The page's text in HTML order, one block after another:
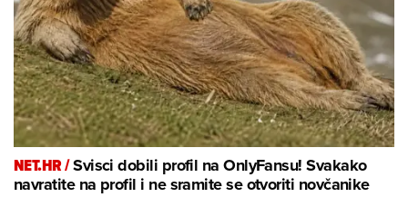
NET.HR /Svisci dobili profil na OnlyFansu! Svakako
navratite na profil i ne sramite se otvoriti novčanike